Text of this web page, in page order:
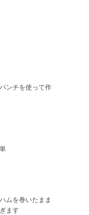
ンチを使って作
ムを巻いたまま
ます